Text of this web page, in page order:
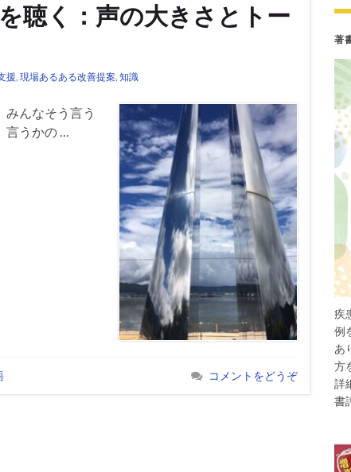
聴く：声の大きさとトー
援, 現場あるある改善提案, 知識
んなそう言う
言うかの …
コメントをどうぞ
著
疾
例
あ
方
詳
書